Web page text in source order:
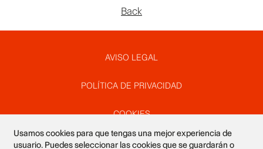
Back
de
AVISO LEGAL
POLÍTICA DE PRIVACIDAD
COOKIES
SUSCRÍBETE A NUESTRO NEWSLETTER
Usamos cookies para que tengas una mejor experiencia de
usuario. Puedes seleccionar las cookies que se guardarán o